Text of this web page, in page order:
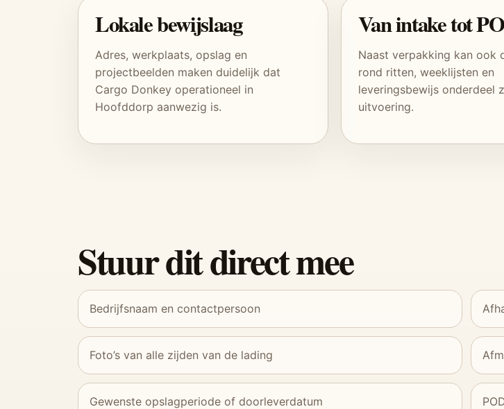
Lokale bewijslaag
Adres, werkplaats, opslag en
projectbeelden maken duidelijk dat
Cargo Donkey operationeel in
Hoofddorp aanwezig is.
Van intake tot
Naast verpakking kan ook
rond ritten, weeklijsten en
leveringsbewijs onderdeel
uitvoering.
Stuur dit direct mee
Bedrijfsnaam en contactpersoon
Foto’s van alle zijden van de lading
Gewenste opslagperiode of doorleverdatum